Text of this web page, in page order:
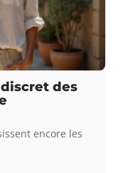
des
encore les